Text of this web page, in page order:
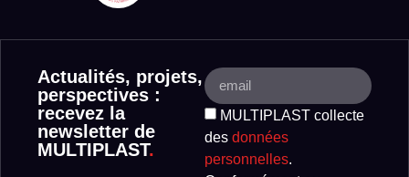
Actualités, projets,
perspectives :
recevez la
newsletter de
MULTIPLAST.
MULTIPLAST collecte
des données
personnelles.